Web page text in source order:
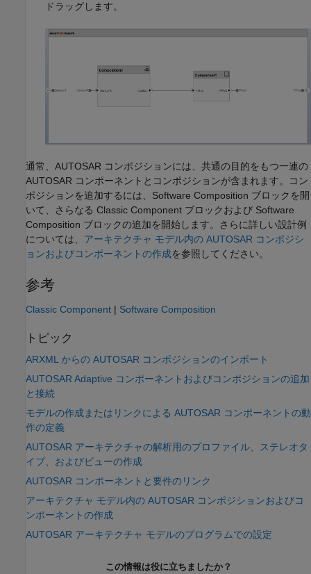
ドラッグします。
通常、AUTOSAR コンポジションには、共通の目的をもつ一連の
AUTOSAR コンポーネントとコンポジションが含まれます。コン
ポジションを追加するには、 Software Composition ブロックを開
いて、さらなる Classic Component ブロックおよび Software
Composition ブロックの追加を開始します。さらに詳しい設計例
については、 アーキテクチャ モデル内の AUTOSAR コンポジシ
ョンおよびコンポーネントの作成を参照してください。
参考
Classic Component | Software Composition
トピック
ARXML からの AUTOSAR コンポジションのインポート
AUTOSAR Adaptive コンポーネントおよびコンポジションの追加
と接続
モデルの作成またはリンクによる AUTOSAR コンポーネントの動
作の定義
AUTOSAR アーキテクチャの解析用のプロファイル、ステレオタ
イプ、およびビューの作成
AUTOSAR コンポーネントと要件のリンク
アーキテクチャ モデル内の AUTOSAR コンポジションおよびコ
ンポーネントの作成
AUTOSAR アーキテクチャ モデルのプログラムでの設定
この情報は役に立ちましたか？